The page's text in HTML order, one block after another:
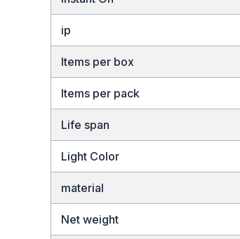
ip
Items per box
Items per pack
Life span
Light Color
material
Net weight